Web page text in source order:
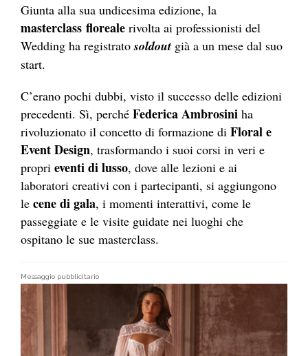
Giunta alla sua undicesima edizione, la
masterclass floreale rivolta ai professionisti del
Wedding ha registratosoldout già a un mese dal suo
start.
C’erano pochi dubbi, visto il successo delle edizioni
precedenti. Sì, perché Federica Ambrosini ha
rivoluzionato il concetto di formazione di Floral e
Event Design, trasformando i suoi corsi in veri e
propri eventi di lusso, dove alle lezioni e ai
laboratori creativi con i partecipanti, si aggiungono
le cene di gala, i momenti interattivi, come le
passeggiate e le visite guidate nei luoghi che
ospitano le sue masterclass.
Messaggio pubblicitario